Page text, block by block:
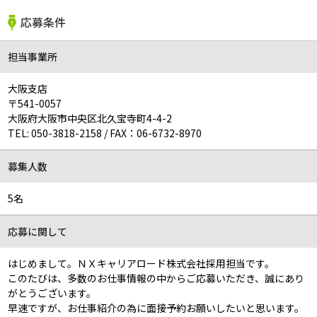
応募条件
担当事業所
大阪支店
〒541-0057
大阪府大阪市中央区北久宝寺町4-4-2
TEL:050-3818-2158 /FAX：06-6732-8970
募集人数
5名
応募に関して
はじめまして。ＮＸキャリアロード株式会社採用担当です。
このたびは、多数のお仕事情報の中からご応募いただき、誠にあり
がとうございます。
早速ですが、お仕事紹介の為に面接予約お願いしたいと思います。